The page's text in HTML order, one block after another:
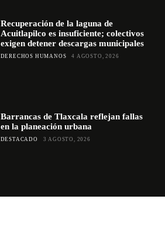
Recuperación de la laguna de
Acuitlapilco es insuficiente; colectivos
exigen detener descargas municipales
DERECHOS HUMANOS 4 AGOSTO, 2026
Barrancas de Tlaxcala reflejan fallas
en la planeación urbana
DESTACADO 3 AGOSTO, 2026